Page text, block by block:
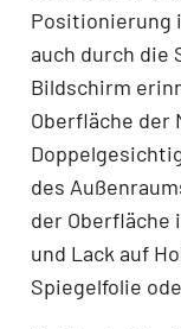
Positionierung
auch durch die
Bildschirm
Oberfläche der
des
der Oberfläche
und Lack auf
Spiegelfolie